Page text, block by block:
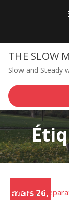
THE SLOW
Slow and Steady
mars 26,
Articles ,